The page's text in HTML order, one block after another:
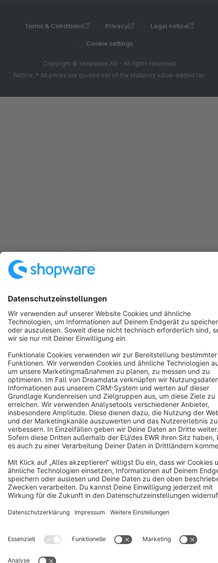
Terms & Conditions Privacy Legal notice
Cookie settings
Copyright © shopware AG - All rights reserved
Notice: * All prices are quoted net of the statutory value-added tax